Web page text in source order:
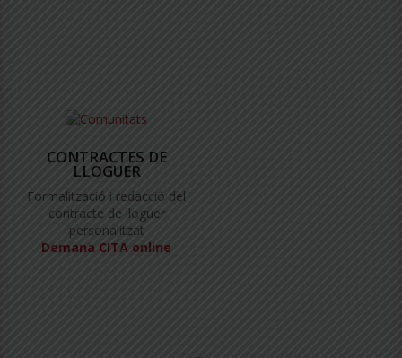
CONTRACTES DE
LLOGUER
Formalització i redacció del
contracte de lloguer
personalitzat
Demana CITA online